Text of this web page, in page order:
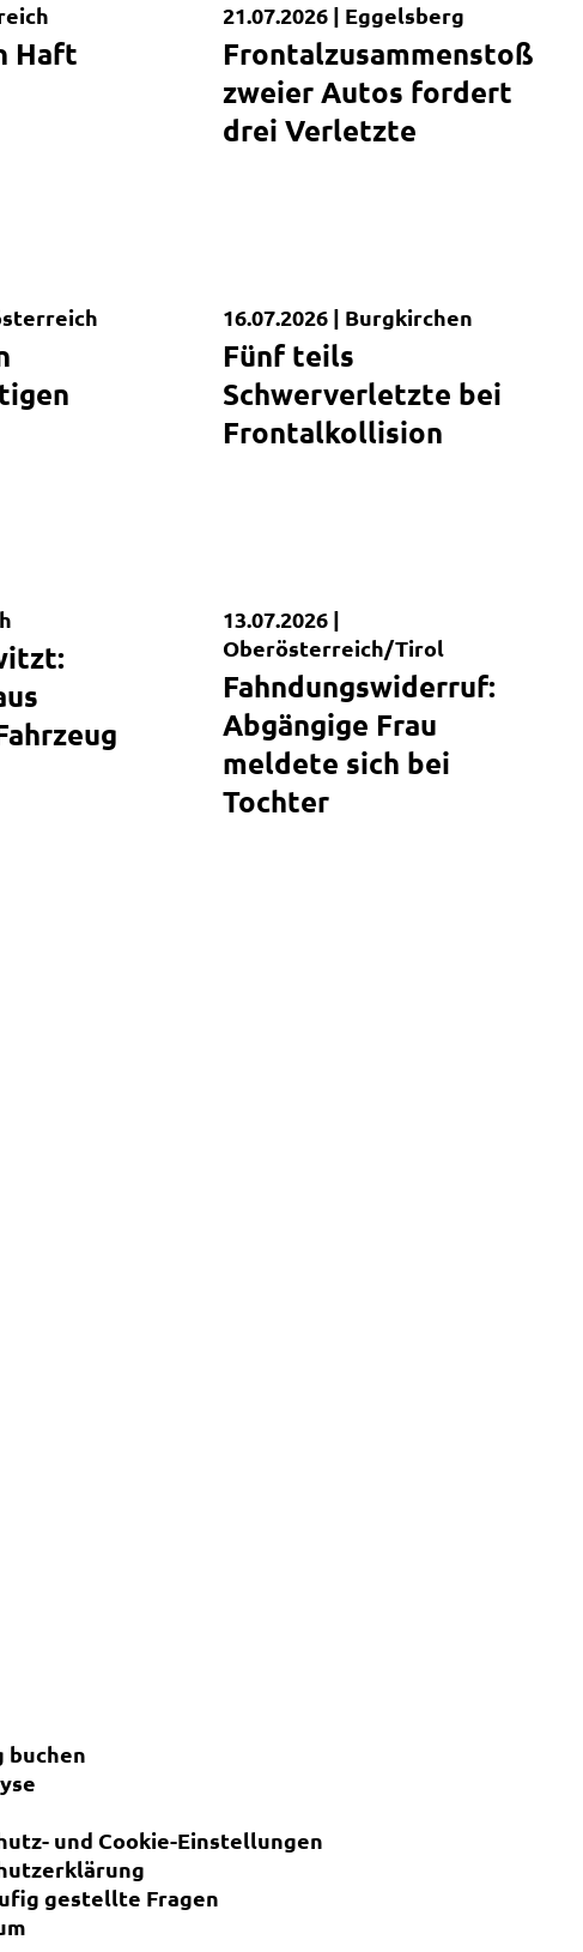
Haft
Kurzmeldung
21.07.2026 | Eggelsberg
Frontalzusammenstoß
zweier Autos fordert
drei Verletzte
Kurzmeldung
16.07.2026 | Burgkirchen
Fünf teils
Schwerverletzte bei
Frontalkollision
Kurzmeldung
13.07.2026 |
Oberösterreich/Tirol
Fahndungswiderruf:
Abgängige Frau
meldete sich bei
Tochter
buchen
und Cookie-Einstellungen
gestellte Fragen